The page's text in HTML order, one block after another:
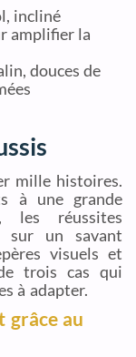
incliné
amplifier la
douces de
mille histoires.
à une grande
les réussites
sur un savant
visuels et
trois cas qui
à adapter.
grâce au